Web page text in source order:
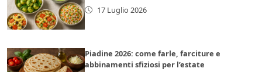
17 Luglio 2026
Piadine 2026: come farle, farciture e
abbinamenti sfiziosi per l’estate